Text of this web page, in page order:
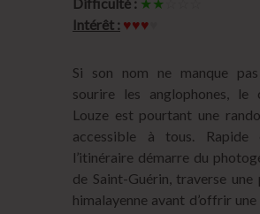
Intérêt : ♥♥♥
Si son nom ne manque
sourire les anglophones,
Louze est pourtant une
accessible à tous. Rapide
l’itinéraire démarre du
de Saint-Guérin, traverse une
himalayenne avant d’offrir